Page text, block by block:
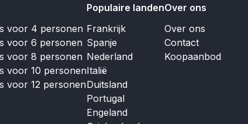
voor 4 personen
voor 6 personen
voor 8 personen
voor 10 personen
voor 12 personen
Populaire landen
Frankrijk
Spanje
Nederland
Italië
Duitsland
Portugal
Engeland
Over ons
Over ons
Contact
Koopaanbod